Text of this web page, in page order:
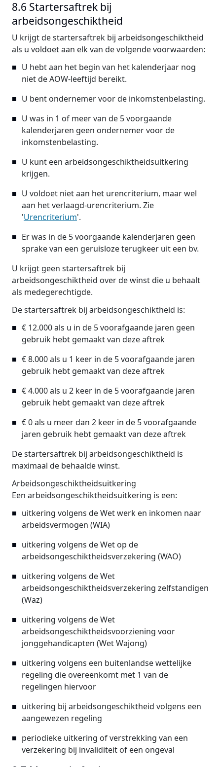
8.6 Startersaftrek bij
arbeidsongeschiktheid
U krijgt de startersaftrek bij arbeidsongeschiktheid
als u voldoet aan elk van de volgende voorwaarden:
U hebt aan het begin van het kalenderjaar nog
niet de AOW-leeftijd bereikt.
U bent ondernemer voor de inkomstenbelasting.
U was in 1 of meer van de 5 voorgaande
kalenderjaren geen ondernemer voor de
inkomstenbelasting.
U kunt een arbeidsongeschiktheidsuitkering
krijgen.
U voldoet niet aan het urencriterium, maar wel
aan het verlaagd-urencriterium. Zie
'Urencriterium'.
Er was in de 5 voorgaande kalenderjaren geen
sprake van een geruisloze terugkeer uit een bv.
U krijgt geen startersaftrek bij
arbeidsongeschiktheid over de winst die u behaalt
als medegerechtigde.
De startersaftrek bij arbeidsongeschiktheid is:
€ 12.000 als u in de 5 voorafgaande jaren geen
gebruik hebt gemaakt van deze aftrek
€ 8.000 als u 1 keer in de 5 voorafgaande jaren
gebruik hebt gemaakt van deze aftrek
€ 4.000 als u 2 keer in de 5 voorafgaande jaren
gebruik hebt gemaakt van deze aftrek
€ 0 als u meer dan 2 keer in de 5 voorafgaande
jaren gebruik hebt gemaakt van deze aftrek
De startersaftrek bij arbeidsongeschiktheid is
maximaal de behaalde winst.
Arbeidsongeschiktheidsuitkering
Een arbeidsongeschiktheidsuitkering is een:
uitkering volgens de Wet werk en inkomen naar
arbeidsvermogen (WIA)
uitkering volgens de Wet op de
arbeidsongeschiktheidsverzekering (WAO)
uitkering volgens de Wet
arbeidsongeschiktheidsverzekering zelfstandigen
(Waz)
uitkering volgens de Wet
arbeidsongeschiktheidsvoorziening voor
jonggehandicapten (Wet Wajong)
uitkering volgens een buitenlandse wettelijke
regeling die overeenkomt met 1 van de
regelingen hiervoor
uitkering bij arbeidsongeschiktheid volgens een
aangewezen regeling
periodieke uitkering of verstrekking van een
verzekering bij invaliditeit of een ongeval